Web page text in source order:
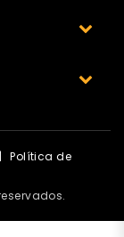
|
Política de